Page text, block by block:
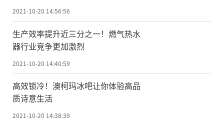
2021-10-20 14:56:56
生产效率提升近三分之一！燃气热水
器行业竞争更加激烈
2021-10-20 14:40:59
高效锁冷！澳柯玛冰吧让你体验高品
质诗意生活
2021-10-20 14:38:39